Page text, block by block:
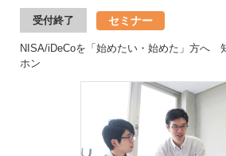
受付終了 セミナー
NISA/iDeCoを「始めたい・始めた」方へ
ホン